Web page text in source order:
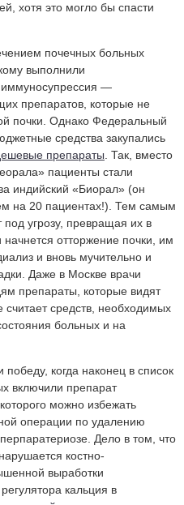
хотя это могло бы спасти
почечных больных
выполнили
иммуносупрессия —
препаратов, которые не
почки. Однако Федеральный
средства закупались
препараты . Так, вместо
пациенты стали
индийский «Биорал» (он
на 20 пациентах!). Тем самым
под угрозу, превращая их в
отторжение почки, им
и вновь мучительно и
Даже в Москве врачи
препараты, которые видят
средств, необходимых
больных и на
когда наконец в список
включили препарат
можно избежать
операции по удалению
Дело в том, что
костно-
выработки
кальция в